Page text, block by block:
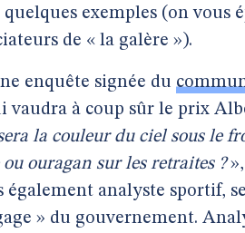
exemples (on vous
de « la galère »).
enquête signée du
vaudra à coup sûr le prix
la couleur du ciel sous le
ou ouragan sur les retraites ?»,
analyste sportif,
» du gouvernement.